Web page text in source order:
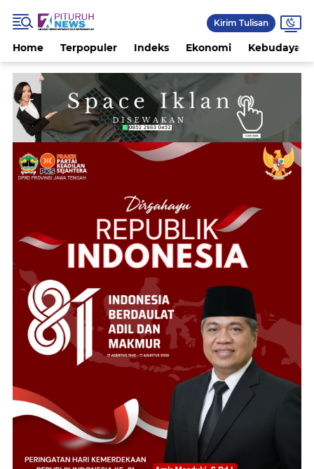
Kirim Tulisan
Home Terpopuler Indeks Ekonomi Kebudayaan